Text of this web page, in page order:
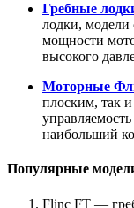
Гребные
лодки,
мощности
высокого
Моторные
плоским, так
наибольший
Популярные
Flinc FT —